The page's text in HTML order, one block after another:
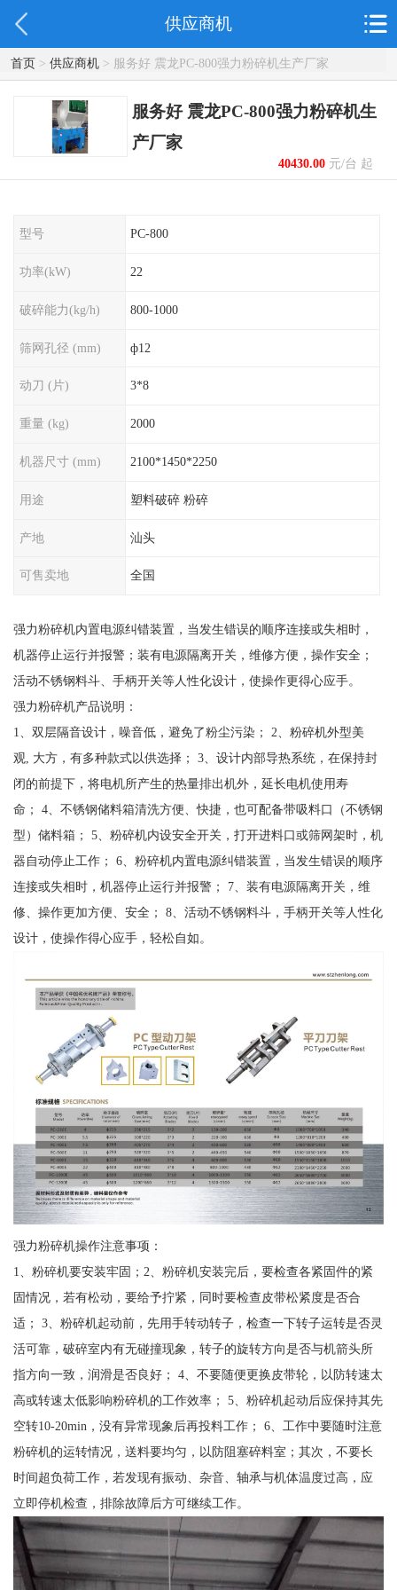
供应商机
首页> 供应商机> 服务好 震龙PC-800强力粉碎机生产厂家
服务好 震龙PC-800强力粉碎机生
产厂家
40430.00元/台 起
型号 PC-800
功率(kW) 22
破碎能力(kg/h) 800-1000
筛网孔径 (mm) ф12
动刀 (片) 3*8
重量 (kg) 2000
机器尺寸 (mm) 2100*1450*2250
用途 塑料破碎 粉碎
产地 汕头
可售卖地 全国
强力粉碎机内置电源纠错装置，当发生错误的顺序连接或失相时，
机器停止运行并报警；装有电源隔离开关，维修方便，操作安全；
活动不锈钢料斗、手柄开关等人性化设计，使操作更得心应手。
强力粉碎机产品说明：
1、双层隔音设计，噪音低，避免了粉尘污染； 2、粉碎机外型美
观, 大方，有多种款式以供选择； 3、设计内部导热系统，在保持封
闭的前提下，将电机所产生的热量排出机外，延长电机使用寿
命； 4、不锈钢储料箱清洗方便、快捷，也可配备带吸料口（不锈钢
型）储料箱； 5、粉碎机内设安全开关，打开进料口或筛网架时，机
器自动停止工作； 6、粉碎机内置电源纠错装置，当发生错误的顺序
连接或失相时，机器停止运行并报警； 7、装有电源隔离开关，维
修、操作更加方便、安全； 8、活动不锈钢料斗，手柄开关等人性化
设计，使操作得心应手，轻松自如。
强力粉碎机操作注意事项：
1、粉碎机要安装牢固；2、粉碎机安装完后，要检查各紧固件的紧
固情况，若有松动，要给予拧紧，同时要检查皮带松紧度是否合
适； 3、粉碎机起动前，先用手转动转子，检查一下转子运转是否灵
活可靠，破碎室内有无碰撞现象，转子的旋转方向是否与机箭头所
指方向一致，润滑是否良好； 4、不要随便更换皮带轮，以防转速太
高或转速太低影响粉碎机的工作效率； 5、粉碎机起动后应保持其先
空转10-20min，没有异常现象后再投料工作； 6、工作中要随时注意
粉碎机的运转情况，送料要均匀，以防阻塞碎料室；其次，不要长
时间超负荷工作，若发现有振动、杂音、轴承与机体温度过高，应
立即停机检查，排除故障后方可继续工作。